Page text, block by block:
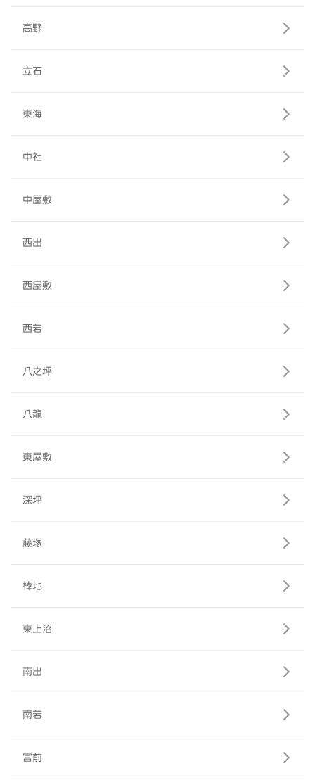
高野
立石
東海
中社
中屋敷
西出
西屋敷
西若
八之坪
八龍
東屋敷
深坪
藤塚
棒地
東上沼
南出
南若
宮前